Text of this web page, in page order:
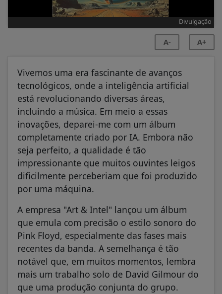
Divulgação
A- A+
Vivemos uma era fascinante de avanços
tecnológicos, onde a inteligência artificial
está revolucionando diversas áreas,
incluindo a música. Em meio a essas
inovações, deparei-me com um álbum
completamente criado por IA. Embora não
seja perfeito, a qualidade é tão
impressionante que muitos ouvintes leigos
dificilmente perceberiam que foi produzido
por uma máquina.
A empresa "Art & Intel" lançou um álbum
que emula com precisão o estilo sonoro do
Pink Floyd, especialmente das fases mais
recentes da banda. A semelhança é tão
notável que, em muitos momentos, lembra
mais um trabalho solo de David Gilmour do
que uma produção conjunta do grupo.